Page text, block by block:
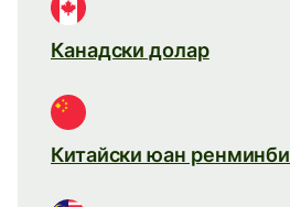
Канадски долар
Китайски юан ренминби